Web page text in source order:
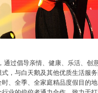
通过倡导亲情、健康、乐活、创
，与白天鹅及其他优质生活服
、全季、全家庭精品度假目的